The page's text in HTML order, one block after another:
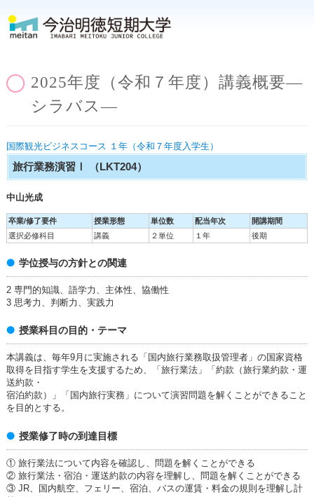
2025年度（令和７年度）講義概要―
シラバス―
国際観光ビジネスコース １年（令和７年度入学生）
旅行業務演習Ⅰ （LKT204）
中山光成
卒業/修了要件 授業形態 単位数 配当年次
開講期間
選択必修科目
講義 ２単位 １年 後期
学位授与の方針との関連
2 専門的知識、語学力、主体性、協働性
3 思考力、判断力、実践力
授業科目の目的・テーマ
本講義は、毎年9月に実施される「国内旅行業務取扱管理者」の国家資格
取得を目指す学生を支援するため、「旅行業法」「約款（旅行業約款・運
送約款・
宿泊約款）」「国内旅行実務」について演習問題を解くことができること
を目的とする。
授業修了時の到達目標
① 旅行業法について内容を確認し、問題を解くことができる
② 旅行業法・宿泊・運送約款の内容を理解し、問題を解くことができる
③ JR、国内航空、フェリー、宿泊、バスの運賃・料金の規則を理解し計